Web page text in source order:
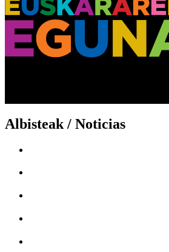
Albisteak / Noticias